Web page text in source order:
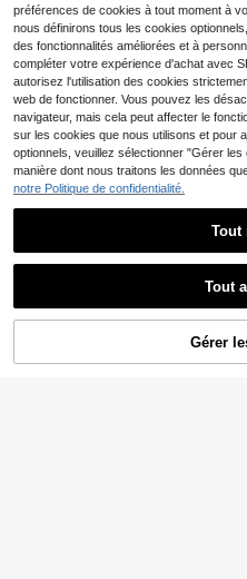
#Bikini taille hau
Swim Vcay Maillot de bain une pièc
Dès9,40€9,49€
préférences de cookies à tout moment à
nous définirons tous les cookies
des fonctionnalités améliorées et à
compléter votre expérience d'achat avec
autorisez l'utilisation des cookies
web de fonctionner. Vous pouvez les
navigateur, mais cela peut affecter le
sur les cookies que nous utilisons et pour
optionnels, veuillez sélectionner "Gérer
manière dont nous traitons les données
notre Politique de confidentialité.
Tout
Tout
Gérer